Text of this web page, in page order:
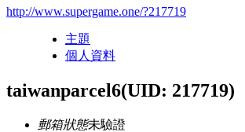
http://www.supergame.one/?217719
主題
個人資料
taiwanparcel6(UID: 217719)
郵箱狀態未驗證